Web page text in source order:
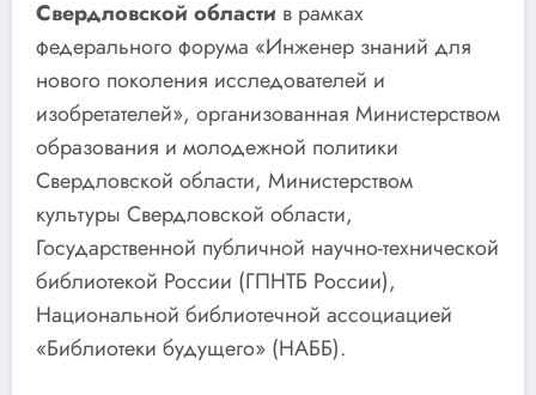
Свердловской области в рамках
федерального форума «Инженер знаний для
нового поколения исследователей и
изобретателей», организованная Министерством
образования и молодежной политики
Свердловской области, Министерством
культуры Свердловской области,
Государственной публичной научно-технической
библиотекой России (ГПНТБ России),
Национальной библиотечной ассоциацией
«Библиотеки будущего» (НАББ).